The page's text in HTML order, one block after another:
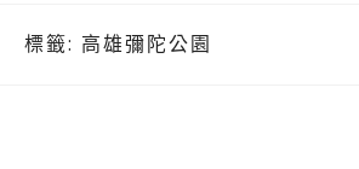
標籤: 高雄彌陀公園